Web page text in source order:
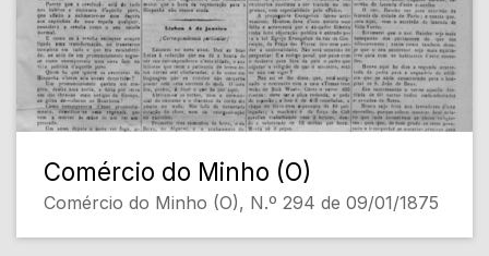
Comércio do Minho (O)
Comércio do Minho (O), N.º 294 de 09/01/1875